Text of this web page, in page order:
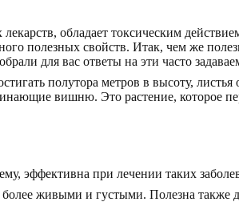
обладает токсическим
полезных свойств. Итак, чем же
для вас ответы на эти часто
полутора метров в высоту, листья
вишню. Это растение, которое
эффективна при лечении таких
живыми и густыми. Полезна также